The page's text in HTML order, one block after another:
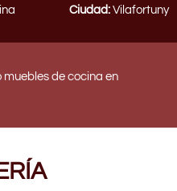
Ciudad: Vilafortuny
muebles de cocina en